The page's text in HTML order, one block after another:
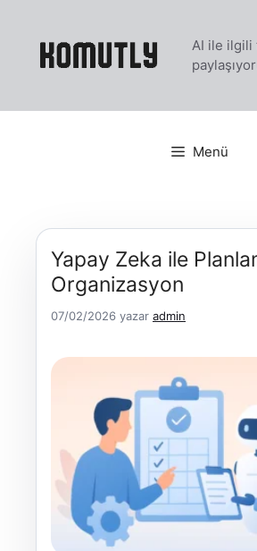
AI ile ilgili
Menü
Yapay Zeka ile
Organizasyon
07/02/2026 yazar admin